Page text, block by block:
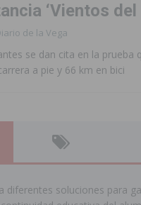
‘Vientos del
de la Vega
se dan cita en la prueba
a pie y 66 km en bici
diferentes soluciones para